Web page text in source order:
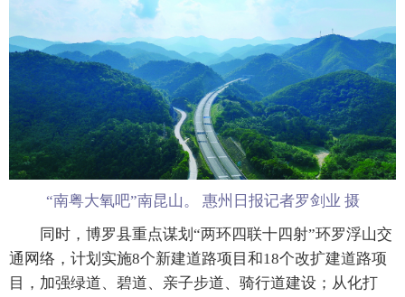
“南粤大氧吧”南昆山。 惠州日报记者罗剑业 摄
同时，博罗县重点谋划“两环四联十四射”环罗浮山交
通网络，计划实施8个新建道路项目和18个改扩建道路项
目，加强绿道、碧道、亲子步道、骑行道建设；从化打